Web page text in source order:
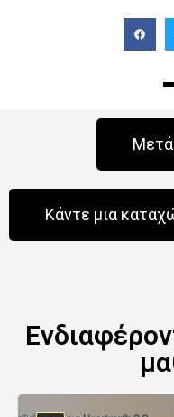
Κάντε μια